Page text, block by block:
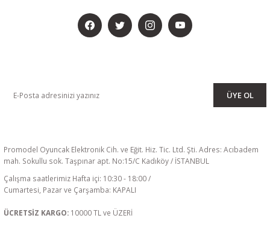
ÜYE OL
Promodel Oyuncak Elektronik Cih. ve Eğit. Hiz. Tic. Ltd. Şti. Adres: Acıbadem
mah. Sokullu sok. Taşpınar apt. No:15/C Kadıköy / İSTANBUL
Çalışma saatlerimiz Hafta içi: 10:30 - 18:00 /
Cumartesi, Pazar ve Çarşamba: KAPALI
ÜCRETSİZ KARGO: 10000 TL ve ÜZERİ